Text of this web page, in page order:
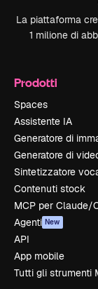
La piattaforma
1 milione di
Prodotti
Spaces
Assistente IA
Generatore di
Generatore di
Sintetizzatore
Contenuti stock
MCP per Claude/
Agenti New
API
App mobile
Tutti gli strumenti